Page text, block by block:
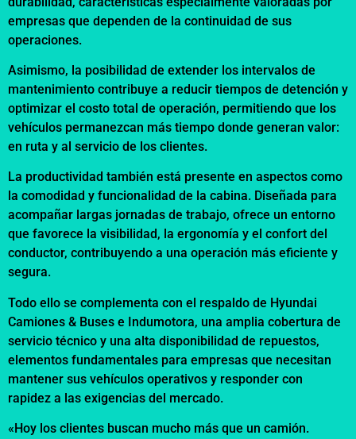
empresas que dependen de la continuidad de sus
operaciones.
Asimismo, la posibilidad de extender los intervalos de
mantenimiento contribuye a reducir tiempos de detención y
optimizar el costo total de operación, permitiendo que los
vehículos permanezcan más tiempo donde generan valor:
en ruta y al servicio de los clientes.
La productividad también está presente en aspectos como
la comodidad y funcionalidad de la cabina. Diseñada para
acompañar largas jornadas de trabajo, ofrece un entorno
que favorece la visibilidad, la ergonomía y el confort del
conductor, contribuyendo a una operación más eficiente y
segura.
Todo ello se complementa con el respaldo de Hyundai
Camiones & Buses e Indumotora, una amplia cobertura de
servicio técnico y una alta disponibilidad de repuestos,
elementos fundamentales para empresas que necesitan
mantener sus vehículos operativos y responder con
rapidez a las exigencias del mercado.
«Hoy los clientes buscan mucho más que un camión.